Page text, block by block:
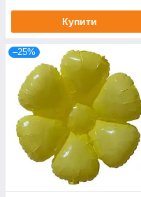
Купити
–25%